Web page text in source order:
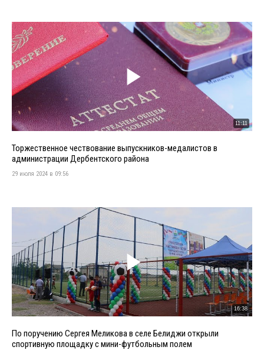
11:11
Торжественное чествование выпускников-медалистов в
администрации Дербентского района
29 июля 2024 в 09:56
16:38
По поручению Сергея Меликова в селе Белиджи открыли
спортивную площадку с мини-футбольным полем